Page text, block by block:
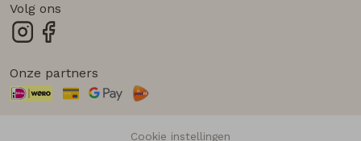
Volg ons
Onze partners
Cookie instellingen